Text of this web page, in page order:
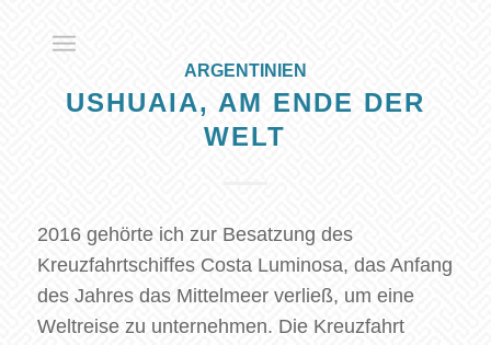
ARGENTINIEN
USHUAIA, AM ENDE DER
WELT
2016 gehörte ich zur Besatzung des
Kreuzfahrtschiffes Costa Luminosa, das Anfang
des Jahres das Mittelmeer verließ, um eine
Weltreise zu unternehmen. Die Kreuzfahrt